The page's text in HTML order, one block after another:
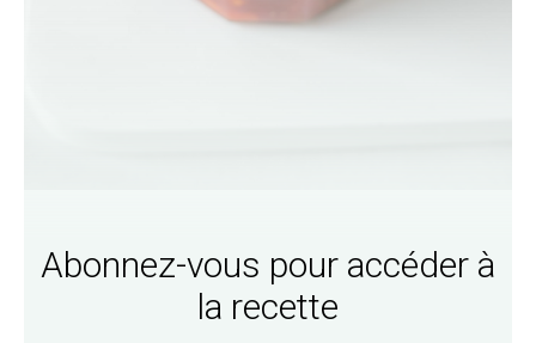
Abonnez-vous pour accéder à
la recette